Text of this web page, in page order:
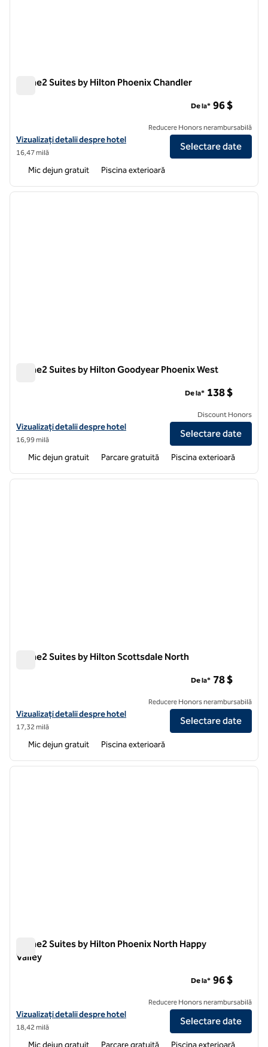
Home2 Suites by Hilton Phoenix Chandler
Vizualizați detaliile hotelului pentru Stivuitorul Home2 Suites by
Vizualizați detalii despre hotel
16,47 milă
De la* 96 $
Reducere Honors nerambursabilă
Selectare date
Mic dejun gratuit Piscina exterioară
1 din 12
Home2 Suites by Hilton Goodyear Phoenix West
Vizualizați detaliile hotelului pentru Home2 Suites by Hilton
Vizualizați detalii despre hotel
16,99 milă
De la* 138 $
Discount Honors
Selectare date
Mic dejun gratuit Parcare gratuită Piscina exterioară
1 din 12
Home2 Suites by Hilton Scottsdale North
Vizualizați detaliile hotelului pentru Home2 Suites by Hilton
Vizualizați detalii despre hotel
17,32 milă
De la* 78 $
Reducere Honors nerambursabilă
Selectare date
Mic dejun gratuit Piscina exterioară
1 din 12
Home2 Suites by Hilton Phoenix North Happy
Valley
Vizualizați detaliile hotelului pentru Home2 Suites by Hilton Phoenix
Vizualizați detalii despre hotel
18,42 milă
De la* 96 $
Reducere Honors nerambursabilă
Selectare date